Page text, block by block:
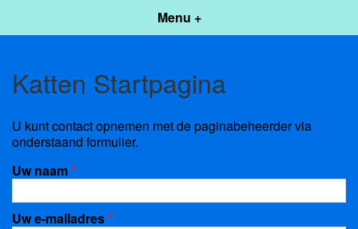
Menu +
Katten Startpagina
U kunt contact opnemen met de paginabeheerder via
onderstaand formulier.
Uw naam*
Uw e-mailadres*